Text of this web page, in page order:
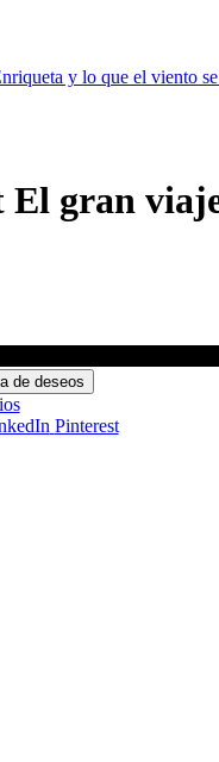
y lo que el viento
El gran
de deseos
Pinterest